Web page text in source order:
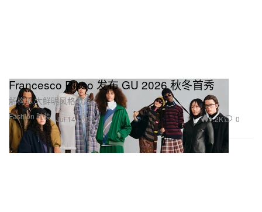
Fashion 时装
Francesco Risso 发布 GU 2026 秋冬首秀
解构 6 大鲜明风格概念。
Jul 14, 2026 1.2K 0